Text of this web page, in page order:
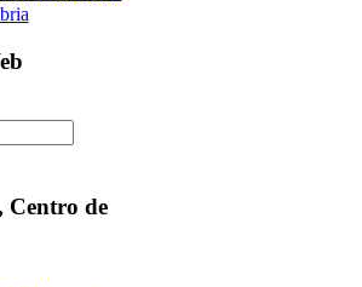
Centro de